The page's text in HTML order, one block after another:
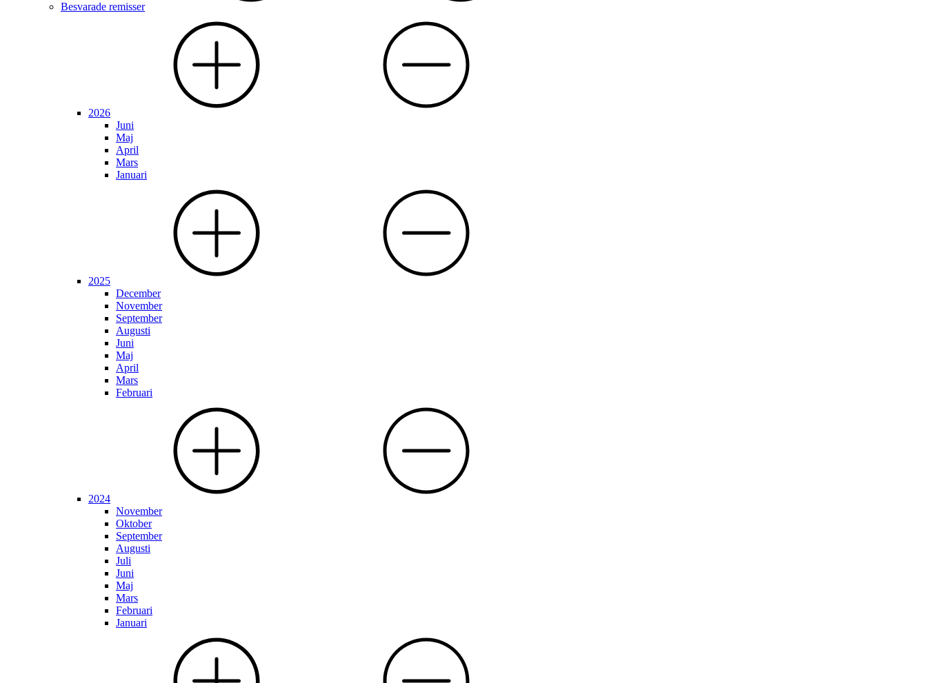
Besvarade remisser
2026
Juni
Maj
April
Mars
Januari
2025
December
November
September
Augusti
Juni
Maj
April
Mars
Februari
2024
November
Oktober
September
Augusti
Juli
Juni
Maj
Mars
Februari
Januari